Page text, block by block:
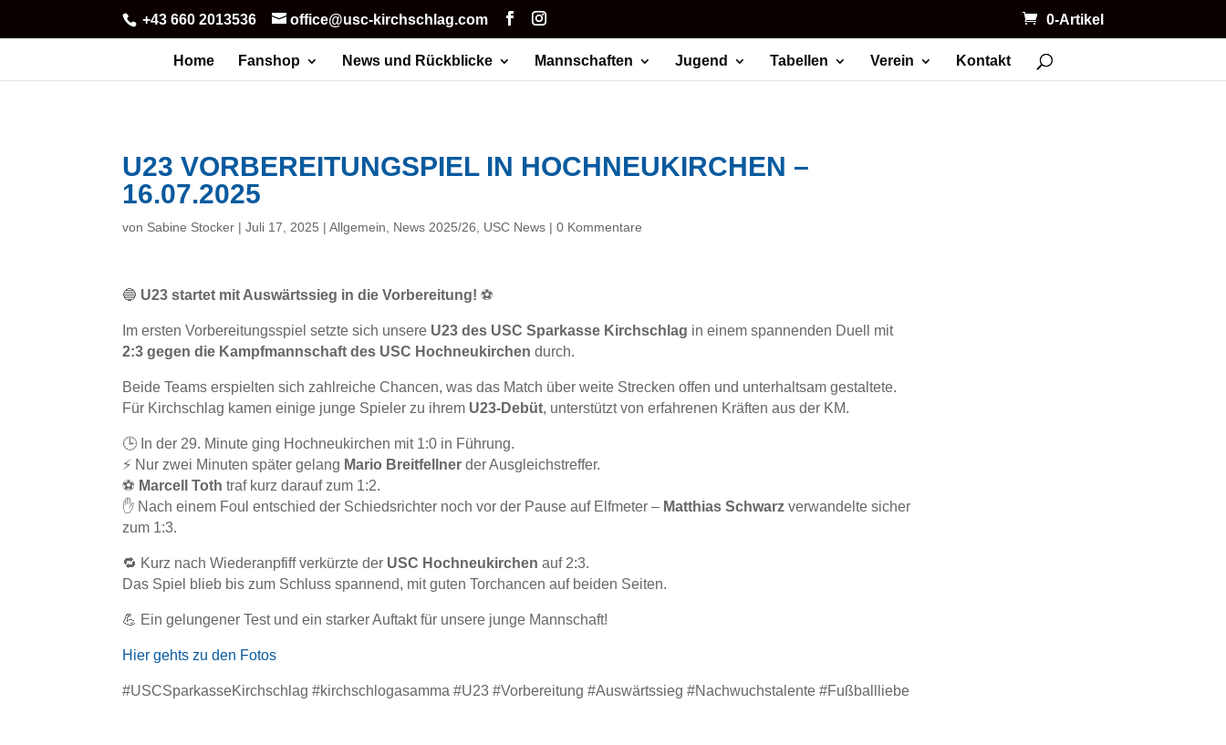
+43 660 2013536 office@usc-kirchschlag.com 0-Artikel
Home Fanshop News und Rückblicke Mannschaften Jugend Tabellen Verein Kontakt
U23 VORBEREITUNGSPIEL IN HOCHNEUKIRCHEN –
16.07.2025
von Sabine Stocker |Juli 17, 2025 |Allgemein News 2025/26 USC News |0 Kommentare
🔵 U23 startet mit Auswärtssieg in die Vorbereitung! ⚽
Im ersten Vorbereitungsspiel setzte sich unsere U23 des USC Sparkasse Kirchschlag in einem spannenden Duell mit
2:3 gegen die Kampfmannschaft des USC Hochneukirchen durch.
Beide Teams erspielten sich zahlreiche Chancen, was das Match über weite Strecken offen und unterhaltsam gestaltete.
Für Kirchschlag kamen einige junge Spieler zu ihrem U23-Debüt, unterstützt von erfahrenen Kräften aus der KM.
🕒 In der 29. Minute ging Hochneukirchen mit 1:0 in Führung.
⚡️ Nur zwei Minuten später gelang Mario Breitfellner der Ausgleichstreffer.
⚽ Marcell Toth traf kurz darauf zum 1:2.
✋ Nach einem Foul entschied der Schiedsrichter noch vor der Pause auf Elfmeter – Matthias Schwarz verwandelte sicher
zum 1:3.
🔁 Kurz nach Wiederanpfiff verkürzte der USC Hochneukirchen auf 2:3.
Das Spiel blieb bis zum Schluss spannend, mit guten Torchancen auf beiden Seiten.
💪 Ein gelungener Test und ein starker Auftakt für unsere junge Mannschaft!
Hier gehts zu den Fotos
#USCSparkasseKirchschlag #kirchschlogasamma #U23 #Vorbereitung #Auswärtssieg #Nachwuchstalente #Fußballliebe